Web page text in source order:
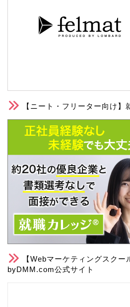
【ニート・フリーター向け
【Webマーケティングスクー
byDMM.com公式サイト